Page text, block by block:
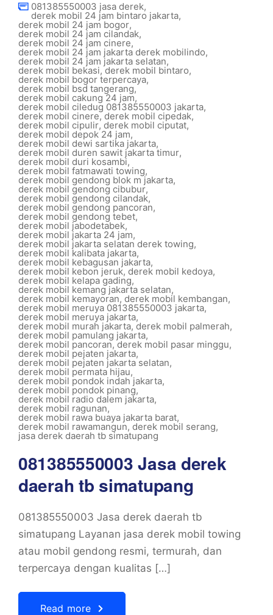
081385550003 jasa derek,
derek mobil 24 jam bintaro jakarta,
derek mobil 24 jam bogor,
derek mobil 24 jam cilandak,
derek mobil 24 jam cinere,
derek mobil 24 jam jakarta derek mobilindo,
derek mobil 24 jam jakarta selatan,
derek mobil bekasi,derek mobil bintaro,
derek mobil bogor terpercaya,
derek mobil bsd tangerang,
derek mobil cakung 24 jam,
derek mobil ciledug 081385550003 jakarta,
derek mobil cinere,derek mobil cipedak,
derek mobil cipulir, derek mobil ciputat,
derek mobil depok 24 jam,
derek mobil dewi sartika jakarta,
derek mobil duren sawit jakarta timur,
derek mobil duri kosambi,
derek mobil fatmawati towing,
derek mobil gendong blok m jakarta,
derek mobil gendong cibubur,
derek mobil gendong cilandak,
derek mobil gendong pancoran,
derek mobil gendong tebet,
derek mobil jabodetabek,
derek mobil jakarta 24 jam,
derek mobil jakarta selatan derek towing,
derek mobil kalibata jakarta,
derek mobil kebagusan jakarta,
derek mobil kebon jeruk, derek mobil kedoya,
derek mobil kelapa gading,
derek mobil kemang jakarta selatan,
derek mobil kemayoran, derek mobil kembangan,
derek mobil meruya 081385550003 jakarta,
derek mobil meruya jakarta,
derek mobil murah jakarta, derek mobil palmerah,
derek mobil pamulang jakarta,
derek mobil pancoran,derek mobil pasar minggu,
derek mobil pejaten jakarta,
derek mobil pejaten jakarta selatan,
derek mobil permata hijau,
derek mobil pondok indah jakarta,
derek mobil pondok pinang,
derek mobil radio dalem jakarta,
derek mobil ragunan,
derek mobil rawa buaya jakarta barat,
derek mobil rawamangun, derek mobil serang,
jasa derek daerah tb simatupang
081385550003 Jasa derek
daerah tb simatupang
081385550003 Jasa derek daerah tb
simatupang Layanan jasa derek mobil towing
atau mobil gendong resmi, termurah, dan
terpercaya dengan kualitas […]
Read more